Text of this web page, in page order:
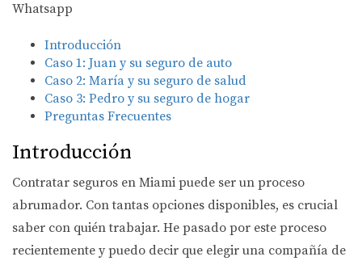
Whatsapp
Introducción
Caso 1: Juan y su seguro de auto
Caso 2: María y su seguro de salud
Caso 3: Pedro y su seguro de hogar
Preguntas Frecuentes
Introducción
Contratar seguros en Miami puede ser un proceso
abrumador. Con tantas opciones disponibles, es crucial
saber con quién trabajar. He pasado por este proceso
recientemente y puedo decir que elegir una compañía de